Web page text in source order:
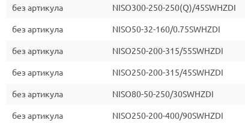
без артикула NISO300-250-250(Q)/45SWHZDI
без артикула NISO50-32-160/0.75SWHZDI
без артикула NISO250-200-315/55SWHZDI
без артикула NISO250-200-315/45SWHZDI
без артикула NISO80-50-250/30SWHZDI
без артикула NISO250-200-400/90SWHZDI